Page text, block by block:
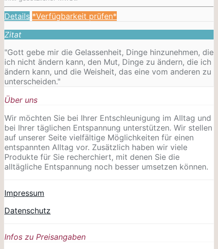
Details *Verfügbarkeit prüfen*
Zitat
"Gott gebe mir die Gelassenheit, Dinge hinzunehmen, die
ich nicht ändern kann, den Mut, Dinge zu ändern, die ich
ändern kann, und die Weisheit, das eine vom anderen zu
unterscheiden."
Über uns
Wir möchten Sie bei Ihrer Entschleunigung im Alltag und
bei Ihrer täglichen Entspannung unterstützen. Wir stellen
auf unserer Seite vielfältige Möglichkeiten für einen
entspannten Alltag vor. Zusätzlich haben wir viele
Produkte für Sie recherchiert, mit denen Sie die
alltägliche Entspannung noch besser umsetzen können.
Impressum
Datenschutz
Infos zu Preisangaben